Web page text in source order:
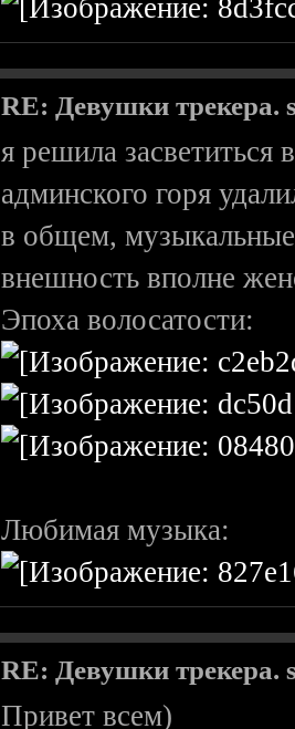
RE: Девушки трекера.
я решила
админского горя
в общем,
внешность вполне
Эпоха волосатости:
Любимая музыка:
RE: Девушки трекера.
Привет всем)